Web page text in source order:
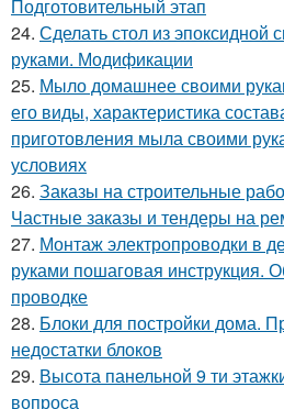
Подготовительный этап
24. Сделать стол из
руками. Модификации
25. Мыло домашнее своими
его виды, характеристика
приготовления мыла своими
условиях
26. Заказы на строительные
Частные заказы и тендеры на
27. Монтаж электропроводки в
руками пошаговая инструкция.
проводке
28. Блоки для постройки дома.
недостатки блоков
29. Высота панельной 9 ти
вопроса